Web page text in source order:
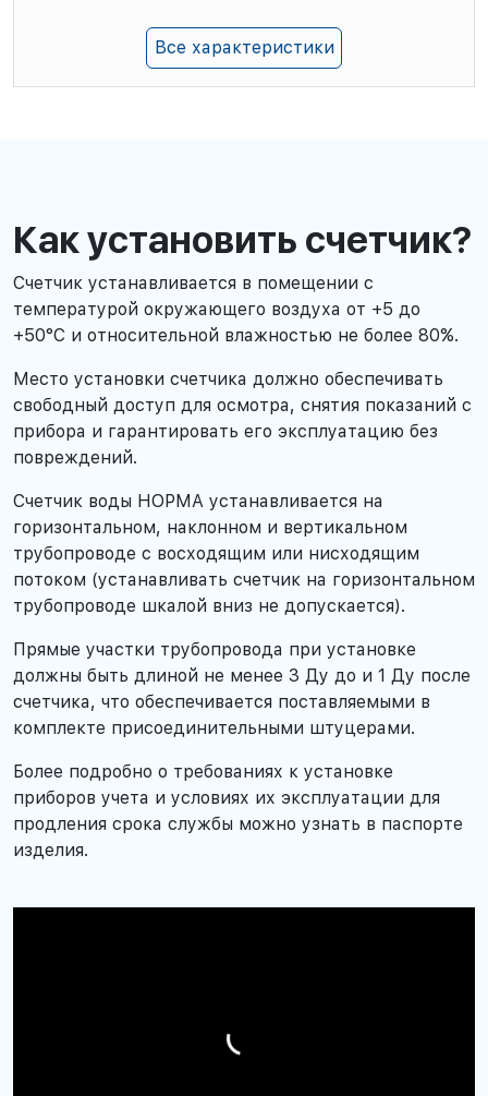
Все характеристики
Как установить счетчик?
Счетчик устанавливается в помещении с
температурой окружающего воздуха от +5 до
+50°С и относительной влажностью не более 80%.
Место установки счетчика должно обеспечивать
свободный доступ для осмотра, снятия показаний с
прибора и гарантировать его эксплуатацию без
повреждений.
Счетчик воды НОРМА устанавливается на
горизонтальном, наклонном и вертикальном
трубопроводе с восходящим или нисходящим
потоком (устанавливать счетчик на горизонтальном
трубопроводе шкалой вниз не допускается).
Прямые участки трубопровода при установке
должны быть длиной не менее 3 Ду до и 1 Ду после
счетчика, что обеспечивается поставляемыми в
комплекте присоединительными штуцерами.
Более подробно о требованиях к установке
приборов учета и условиях их эксплуатации для
продления срока службы можно узнать в паспорте
изделия.